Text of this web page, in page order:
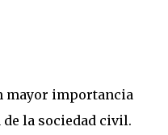
mayor importancia
la sociedad civil.